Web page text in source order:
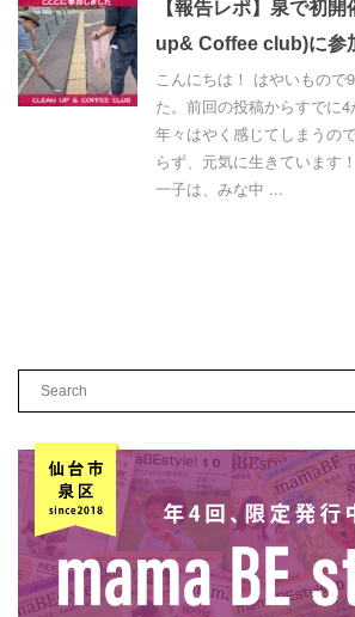
【報告レポ】泉で初
up& Coffee club)に参
こんにちは！ はやいもので
た。前回の投稿からすでに
年々はやく感じてしまうの
らず、元気に生きています
一子は、みな中 ...